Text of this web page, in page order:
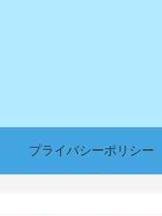
プライバシーポリシー